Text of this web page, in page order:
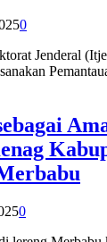
0
Jenderal
0